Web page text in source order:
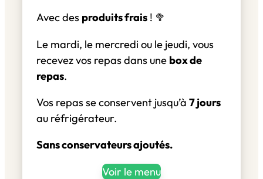
Avec des produits frais ! 🥦
Le mardi, le mercredi ou le jeudi, vous
recevez vos repas dans une box de
repas.
Vos repas se conservent jusqu’à 7 jours
au réfrigérateur.
Sans conservateurs ajoutés.
Voir le menu